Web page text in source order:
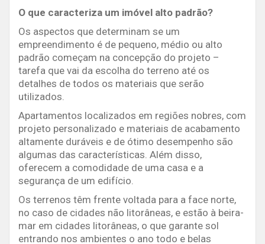
O que caracteriza um imóvel alto padrão?
Os aspectos que determinam se um
empreendimento é de pequeno, médio ou alto
padrão começam na concepção do projeto –
tarefa que vai da escolha do terreno até os
detalhes de todos os materiais que serão
utilizados.
Apartamentos localizados em regiões nobres, com
projeto personalizado e materiais de acabamento
altamente duráveis e de ótimo desempenho são
algumas das características. Além disso,
oferecem a comodidade de uma casa e a
segurança de um edifício.
Os terrenos têm frente voltada para a face norte,
no caso de cidades não litorâneas, e estão à beira-
mar em cidades litorâneas, o que garante sol
entrando nos ambientes o ano todo e belas